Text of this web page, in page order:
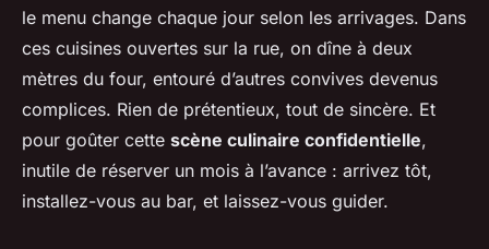
le menu change chaque jour selon les arrivages. Dans
ces cuisines ouvertes sur la rue, on dîne à deux
mètres du four, entouré d’autres convives devenus
complices. Rien de prétentieux, tout de sincère. Et
pour goûter cette scène culinaire confidentielle,
inutile de réserver un mois à l’avance : arrivez tôt,
installez-vous au bar, et laissez-vous guider.